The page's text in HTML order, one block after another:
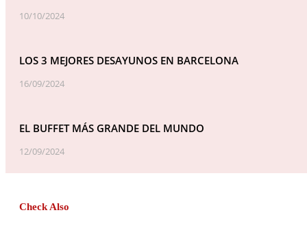
10/10/2024
LOS 3 MEJORES DESAYUNOS EN BARCELONA
16/09/2024
EL BUFFET MÁS GRANDE DEL MUNDO
12/09/2024
Check Also